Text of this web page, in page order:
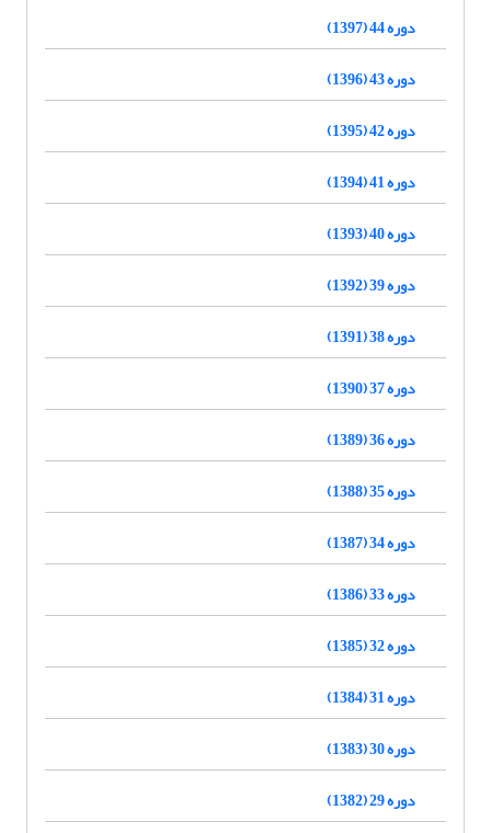
دوره 44 (1397)
دوره 43 (1396)
دوره 42 (1395)
دوره 41 (1394)
دوره 40 (1393)
دوره 39 (1392)
دوره 38 (1391)
دوره 37 (1390)
دوره 36 (1389)
دوره 35 (1388)
دوره 34 (1387)
دوره 33 (1386)
دوره 32 (1385)
دوره 31 (1384)
دوره 30 (1383)
دوره 29 (1382)